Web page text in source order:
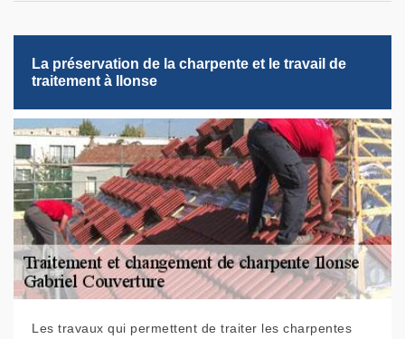
La préservation de la charpente et le travail de
traitement à Ilonse
Les travaux qui permettent de traiter les charpentes